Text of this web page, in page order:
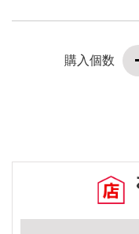
購入個数